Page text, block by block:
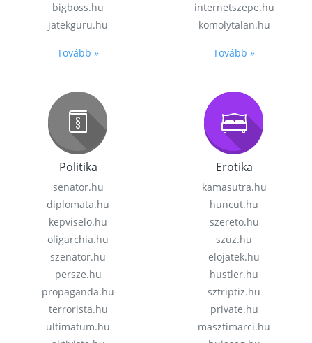
bigboss.hu
jatekguru.hu
Tovább »
internetszepe.hu
komolytalan.hu
Tovább »
Politika
senator.hu
diplomata.hu
kepviselo.hu
oligarchia.hu
szenator.hu
persze.hu
propaganda.hu
terrorista.hu
ultimatum.hu
Erotika
kamasutra.hu
huncut.hu
szereto.hu
szuz.hu
elojatek.hu
hustler.hu
sztriptiz.hu
private.hu
masztimarci.hu